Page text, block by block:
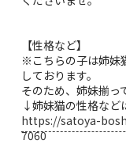
【性格など】
※こちらの子は姉妹
しております。
そのため、姉妹揃っ
↓姉妹猫の性格など
https://satoya-
7060